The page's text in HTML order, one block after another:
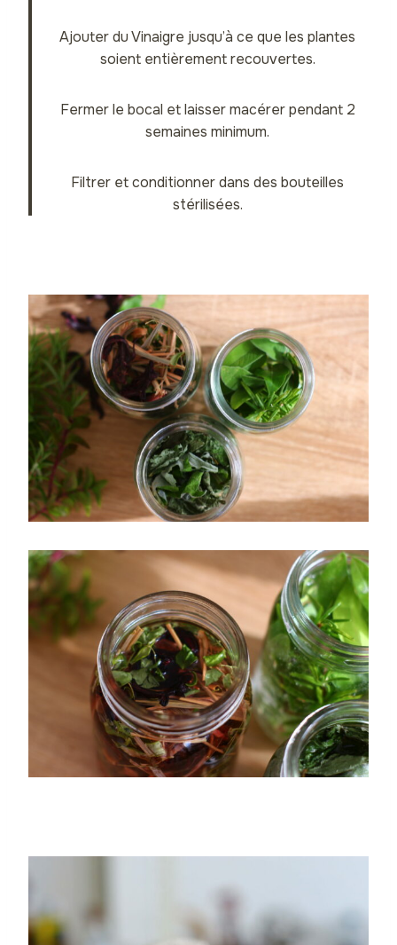
Ajouter du Vinaigre jusqu’à ce que les plantes
soient entièrement recouvertes.
Fermer le bocal et laisser macérer pendant 2
semaines minimum.
Filtrer et conditionner dans des bouteilles
stérilisées.